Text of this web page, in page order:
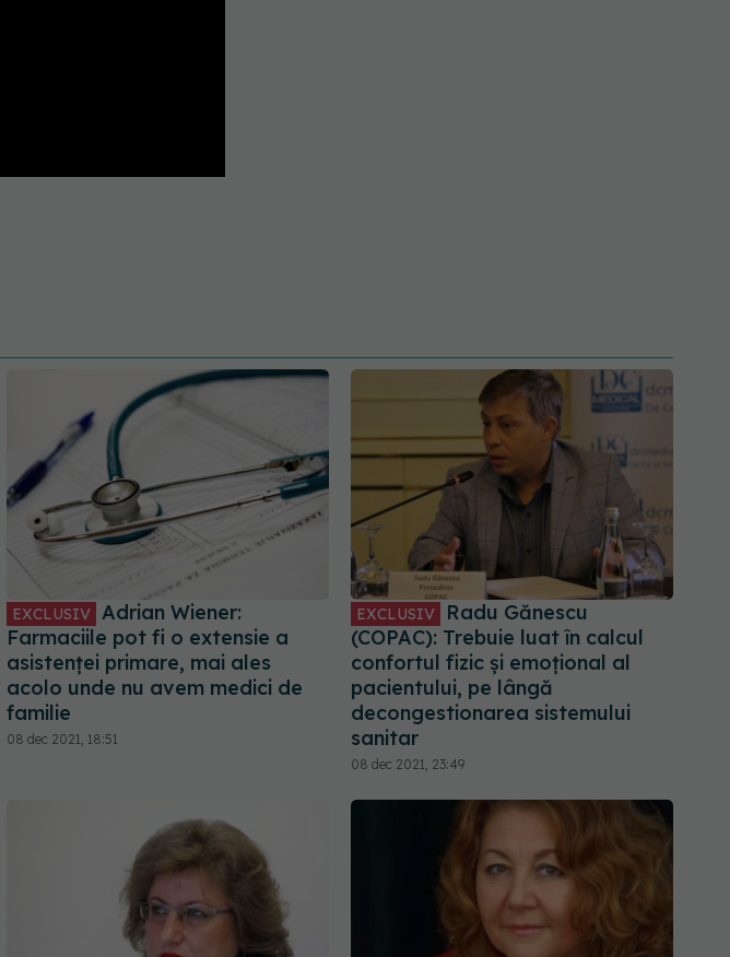
EXCLUSIV Adrian Wiener:
Farmaciile pot fi o extensie a
asistenței primare, mai ales
acolo unde nu avem medici de
familie
08 dec 2021, 18:51
EXCLUSIV
Radu Gănescu
(COPAC): Trebuie luat în calcul
confortul fizic și emoțional al
pacientului, pe lângă
decongestionarea sistemului
sanitar
08 dec 2021, 23:49